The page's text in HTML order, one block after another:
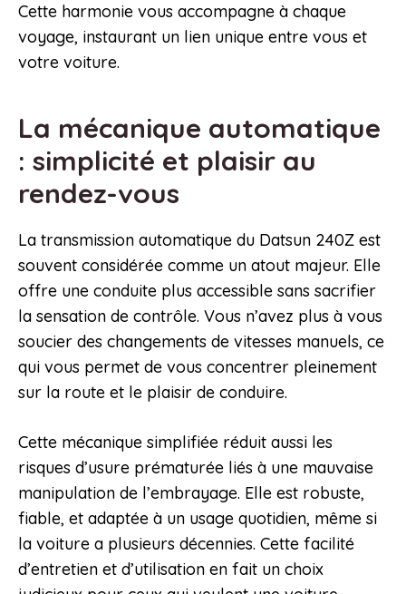
Cette harmonie vous accompagne à chaque
voyage, instaurant un lien unique entre vous et
votre voiture.
La mécanique automatique
: simplicité et plaisir au
rendez-vous
La transmission automatique du Datsun 240Z est
souvent considérée comme un atout majeur. Elle
offre une conduite plus accessible sans sacrifier
la sensation de contrôle. Vous n’avez plus à vous
soucier des changements de vitesses manuels, ce
qui vous permet de vous concentrer pleinement
sur la route et le plaisir de conduire.
Cette mécanique simplifiée réduit aussi les
risques d’usure prématurée liés à une mauvaise
manipulation de l’embrayage. Elle est robuste,
fiable, et adaptée à un usage quotidien, même si
la voiture a plusieurs décennies. Cette facilité
d’entretien et d’utilisation en fait un choix